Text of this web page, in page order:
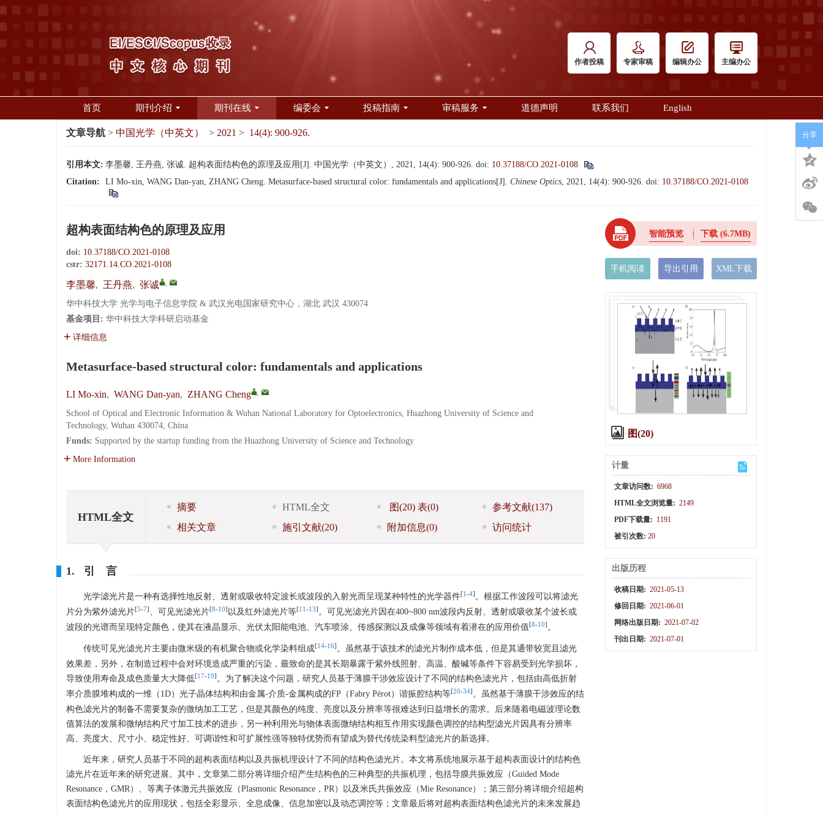
作者投稿 专家审稿 编辑办公 主编办公
首页 期刊介绍 期刊在线 编委会 投稿指南 审稿服务 道德声明 联系我们 English
文章导航 > 中国光学（中英文） > 2021 > 14(4): 900-926.
引用本文: 李墨馨, 王丹燕, 张诚. 超构表面结构色的原理及应用[J]. 中国光学（中英文）, 2021, 14(4): 900-926. doi: 10.37188/CO.2021-0108
Citation:
LI Mo-xin, WANG Dan-yan, ZHANG Cheng. Metasurface-based structural color: fundamentals and applications[J]. Chinese Optics, 2021, 14(4): 900-926. doi: 10.37188/CO.2021-0108
超构表面结构色的原理及应用
doi: 10.37188/CO.2021-0108
cstr: 32171.14.CO.2021-0108
李墨馨, 王丹燕, 张诚 ,
华中科技大学 光学与电子信息学院 & 武汉光电国家研究中心，湖北 武汉 430074
基金项目: 华中科技大学科研启动基金
详细信息
Metasurface-based structural color: fundamentals and applications
LI Mo-xin, WANG Dan-yan, ZHANG Cheng ,
School of Optical and Electronic Information & Wuhan National Laboratory for Optoelectronics, Huazhong University of Science and
Technology, Wuhan 430074, China
Funds: Supported by the startup funding from the Huazhong University of Science and Technology
More Information
HTML全文
摘要 HTML全文 图(20) 表(0) 参考文献(137)
相关文章
施引文献(20) 附加信息(0) 访问统计
1. 引 言
光学滤光片是一种有选择性地反射、透射或吸收特定波长或波段的入射光而呈现某种特性的光学器件[1 -4] 。根据工作波段可以将滤光
片分为紫外滤光片[5-7] 、可见光滤光片[8-10] 以及红外滤光片等[11 -13] 。可见光滤光片因在400~800 nm波段内反射、透射或吸收某个波长或
波段的光谱而呈现特定颜色，使其在液晶显示、光伏太阳能电池、汽车喷涂、传感探测以及成像等领域有着潜在的应用价值[8-10] 。
传统可见光滤光片主要由微米级的有机聚合物或化学染料组成[14-16] 。虽然基于该技术的滤光片制作成本低，但是其通带较宽且滤光
效果差，另外，在制造过程中会对环境造成严重的污染，最致命的是其长期暴露于紫外线照射、高温、酸碱等条件下容易受到光学损坏，
导致使用寿命及成色质量大大降低[17-19] 。为了解决这个问题，研究人员基于薄膜干涉效应设计了不同的结构色滤光片，包括由高低折射
率介质膜堆构成的一维（1D）光子晶体结构和由金属-介质-金属构成的FP（Fabry Pérot）谐振腔结构等[20-34] 。虽然基于薄膜干涉效应的结
构色滤光片的制备不需要复杂的微纳加工工艺，但是其颜色的纯度、亮度以及分辨率等很难达到日益增长的需求。后来随着电磁波理论数
值算法的发展和微纳结构尺寸加工技术的进步，另一种利用光与物体表面微纳结构相互作用实现颜色调控的结构型滤光片因具有分辨率
高、亮度大、尺寸小、稳定性好、可调谐性和可扩展性强等独特优势而有望成为替代传统染料型滤光片的新选择。
近年来，研究人员基于不同的超构表面结构以及共振机理设计了不同的结构色滤光片。本文将系统地展示基于超构表面设计的结构色
滤光片在近年来的研究进展。其中，文章第二部分将详细介绍产生结构色的三种典型的共振机理，包括导膜共振效应（Guided Mode
Resonance，GMR）、等离子体激元共振效应（Plasmonic Resonance，PR）以及米氏共振效应（Mie Resonance）；第三部分将详细介绍超构
表面结构色滤光片的应用现状，包括全彩显示、全息成像、信息加密以及动态调控等；文章最后将对超构表面结构色滤光片的未来发展趋
智能预览 下载 (6.7MB)
手机阅读 导出引用 XML下载
图(20)
计量
文章访问数: 6968
HTML全文浏览量: 2149
PDF下载量: 1191
被引次数: 20
出版历程
收稿日期: 2021-05-13
修回日期: 2021-06-01
网络出版日期: 2021-07-02
刊出日期: 2021-07-01
分享